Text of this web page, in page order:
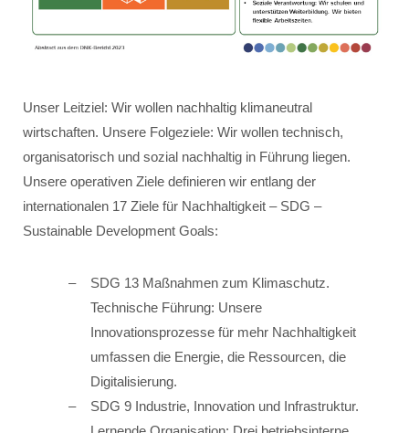
Unser Leitziel: Wir wollen nachhaltig klimaneutral
wirtschaften. Unsere Folgeziele: Wir wollen technisch,
organisatorisch und sozial nachhaltig in Führung liegen.
Unsere operativen Ziele definieren wir entlang der
internationalen 17 Ziele für Nachhaltigkeit – SDG –
Sustainable Development Goals:
SDG 13 Maßnahmen zum Klimaschutz.
Technische Führung: Unsere
Innovationsprozesse für mehr Nachhaltigkeit
umfassen die Energie, die Ressourcen, die
Digitalisierung.
SDG 9 Industrie, Innovation und Infrastruktur.